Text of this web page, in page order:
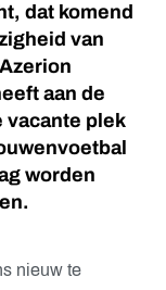
dat komend
van
aan de
vacante plek
worden
nieuw te